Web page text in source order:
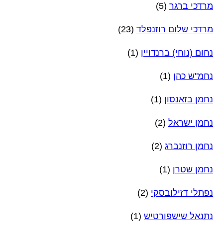
מרדכי ברגר (5)
מרדכי שלום רוזנפלד (23)
נחום (נוחי) ברנדויין (1)
נחמ"ש כהן (1)
נחמן בזאנסון (1)
נחמן ישראל (2)
נחמן רוזנברג (2)
נחמן שטרן (1)
נפתלי דזילובסקי (2)
נתנאל שישפורטיש (1)